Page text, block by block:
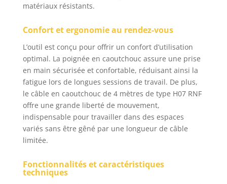
facilement gérer
différents matériaux -
du béton à la pierre en
passant par la
maçonnerie. BOXTEC
QUALITÉ : la scie à
béton BOXTEC est
conçue pour relever
les défis du chantier.
Sa construction
résiste aux charges
auxquelles vous
matériaux résistants.
Confort et ergonomie au rendez-vous
L’outil est conçu pour offrir un confort d’utilisation
optimal. La poignée en caoutchouc assure une prise
en main sécurisée et confortable, réduisant ainsi la
fatigue lors de longues sessions de travail. De plus,
le câble en caoutchouc de 4 mètres de type H07 RNF
offre une grande liberté de mouvement,
indispensable pour travailler dans des espaces
variés sans être gêné par une longueur de câble
limitée.
Fonctionnalités et caractéristiques
techniques